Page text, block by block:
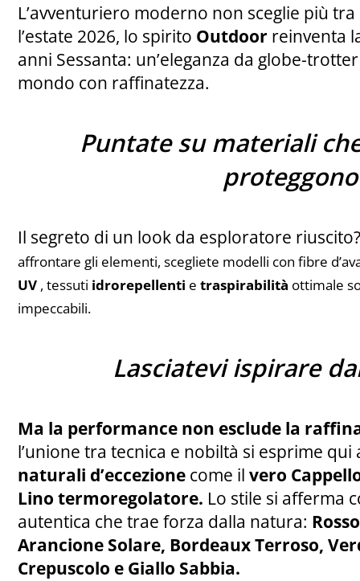
L’avventuriero moderno non sceglie più
l’estate 2026, lo spirito Outdoor reinventa
anni Sessanta: un’eleganza da globe-
mondo con raffinatezza.
Puntate su materiali
proteggono
Il segreto di un look da esploratore
affrontare gli elementi, scegliete modelli con fibre
UV , tessuti idrorepellenti e traspirabilità ottimale
impeccabili.
Lasciatevi ispirare
Ma la performance non esclude la
l’unione tra tecnica e nobiltà si esprime
naturali d’eccezione come il vero
Lino termoregolatore. Lo stile si afferma
autentica che trae forza dalla natura:
Arancione Solare, Bordeaux Terroso,
Crepuscolo e Giallo Sabbia.